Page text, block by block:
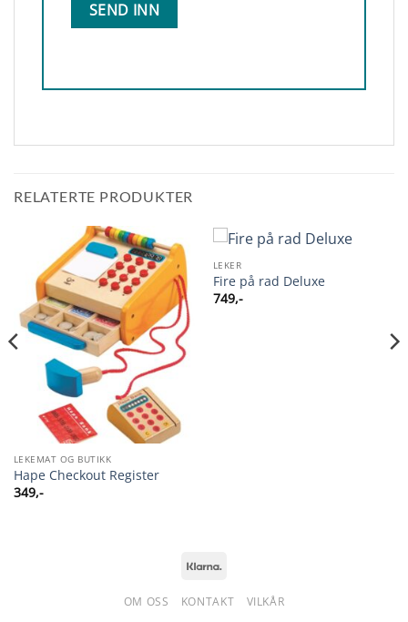
RELATERTE PRODUKTER
LEKEMAT OG BUTIKK
Hape Checkout Register
349,-
LEKER
Fire på rad Deluxe
749,-
OM OSS KONTAKT VILKÅR